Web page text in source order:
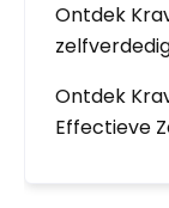
Ontdek
Ontdek
Effectieve